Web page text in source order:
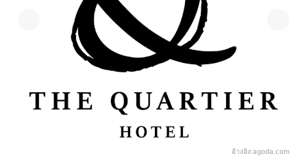
อ้างอิง:agoda.com